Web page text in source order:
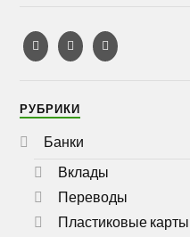
РУБРИКИ
Банки
Вклады
Переводы
Пластиковые карты